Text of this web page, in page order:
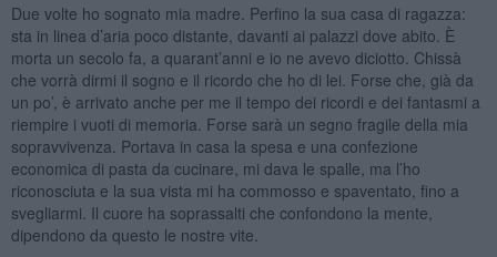
Due volte ho sognato mia madre. Perfino la sua casa di ragazza:
sta in linea d’aria poco distante, davanti ai palazzi dove abito. È
morta un secolo fa, a quarant’anni e io ne avevo diciotto. Chissà
che vorrà dirmi il sogno e il ricordo che ho di lei. Forse che, già da
un po’, è arrivato anche per me il tempo dei ricordi e dei fantasmi a
riempire i vuoti di memoria. Forse sarà un segno fragile della mia
sopravvivenza. Portava in casa la spesa e una confezione
economica di pasta da cucinare, mi dava le spalle, ma l’ho
riconosciuta e la sua vista mi ha commosso e spaventato, fino a
svegliarmi. Il cuore ha soprassalti che confondono la mente,
dipendono da questo le nostre vite.